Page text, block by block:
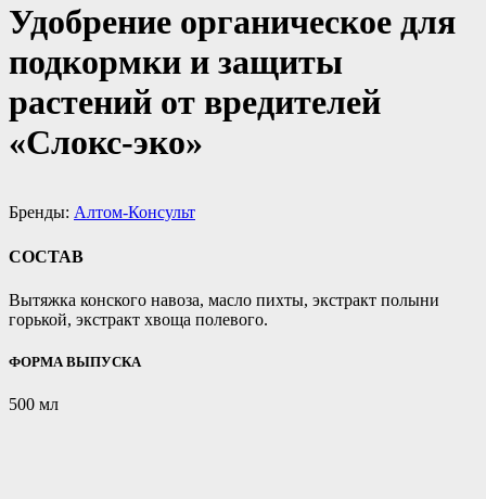
Удобрение органическое для
подкормки и защиты
растений от вредителей
«Слокс-эко»
Бренды: Алтом-Консульт
СОСТАВ
Вытяжка конского навоза, масло пихты, экстракт полыни
горькой, экстракт хвоща полевого.
ФОРМА ВЫПУСКА
500 мл